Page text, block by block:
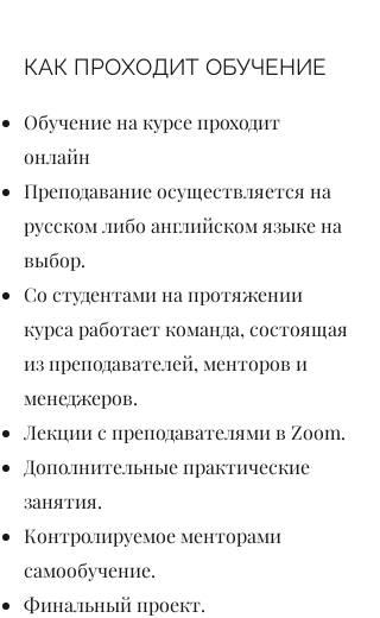
КАК ПРОХОДИТ ОБУЧЕНИЕ
Обучение на курсе проходит
онлайн
Преподавание осуществляется на
русском либо английском языке на
выбор.
Со студентами на протяжении
курса работает команда, состоящая
из преподавателей, менторов и
менеджеров.
Лекции с преподавателями в Zoom.
Дополнительные практические
занятия.
Контролируемое менторами
самообучение.
Финальный проект.